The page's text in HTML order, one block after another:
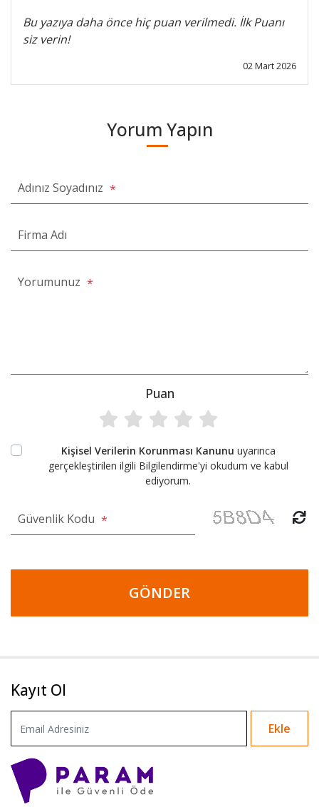
Bu yazıya daha önce hiç puan verilmedi. İlk Puanı
siz verin!
02 Mart 2026
Yorum Yapın
Adınız Soyadınız *
Firma Adı
Yorumunuz *
Puan
Kişisel Verilerin Korunması Kanunu uyarınca
gerçekleştirilen ilgili Bilgilendirme'yi okudum ve kabul
ediyorum.
Güvenlik Kodu *
GÖNDER
Kayıt Ol
Ekle